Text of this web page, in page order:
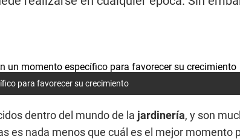
para favorecer su crecimiento
dentro del mundo de la jardinería, y son
es nada menos que cuál es el mejor momento